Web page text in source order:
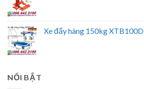
Xe đẩy hàng 150kg XTB100D
NỔI BẬT